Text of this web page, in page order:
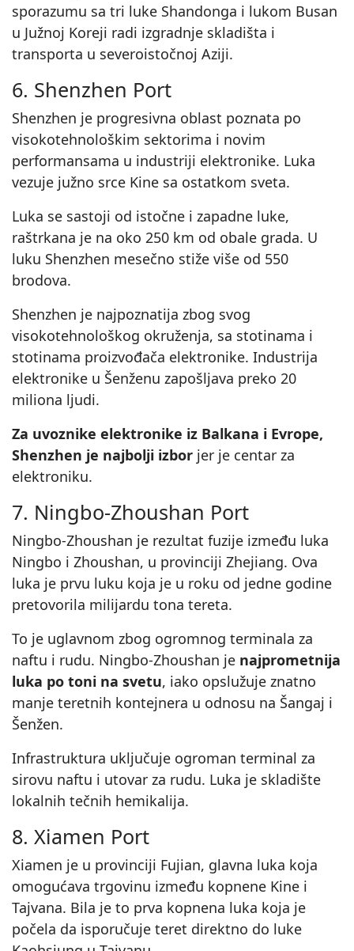
sporazumu sa tri luke Shandonga i lukom Busan
u Južnoj Koreji radi izgradnje skladišta i
transporta u severoistočnoj Aziji.
6. Shenzhen Port
Shenzhen je progresivna oblast poznata po
visokotehnološkim sektorima i novim
performansama u industriji elektronike. Luka
vezuje južno srce Kine sa ostatkom sveta.
Luka se sastoji od istočne i zapadne luke,
raštrkana je na oko 250 km od obale grada. U
luku Shenzhen mesečno stiže više od 550
brodova.
Shenzhen je najpoznatija zbog svog
visokotehnološkog okruženja, sa stotinama i
stotinama proizvođača elektronike. Industrija
elektronike u Šenženu zapošljava preko 20
miliona ljudi.
Za uvoznike elektronike iz Balkana i Evrope,
Shenzhen je najbolji izbor jer je centar za
elektroniku.
7. Ningbo-Zhoushan Port
Ningbo-Zhoushan je rezultat fuzije između luka
Ningbo i Zhoushan, u provinciji Zhejiang. Ova
luka je prvu luku koja je u roku od jedne godine
pretovorila milijardu tona tereta.
To je uglavnom zbog ogromnog terminala za
naftu i rudu. Ningbo-Zhoushan je najprometnija
luka po toni na svetu, iako opslužuje znatno
manje teretnih kontejnera u odnosu na Šangaj i
Šenžen.
Infrastruktura uključuje ogroman terminal za
sirovu naftu i utovar za rudu. Luka je skladište
lokalnih tečnih hemikalija.
8. Xiamen Port
Xiamen je u provinciji Fujian, glavna luka koja
omogućava trgovinu između kopnene Kine i
Tajvana. Bila je to prva kopnena luka koja je
počela da isporučuje teret direktno do luke